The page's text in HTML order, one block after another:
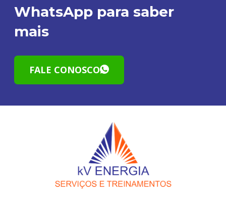
WhatsApp para saber
mais
FALE CONOSCO